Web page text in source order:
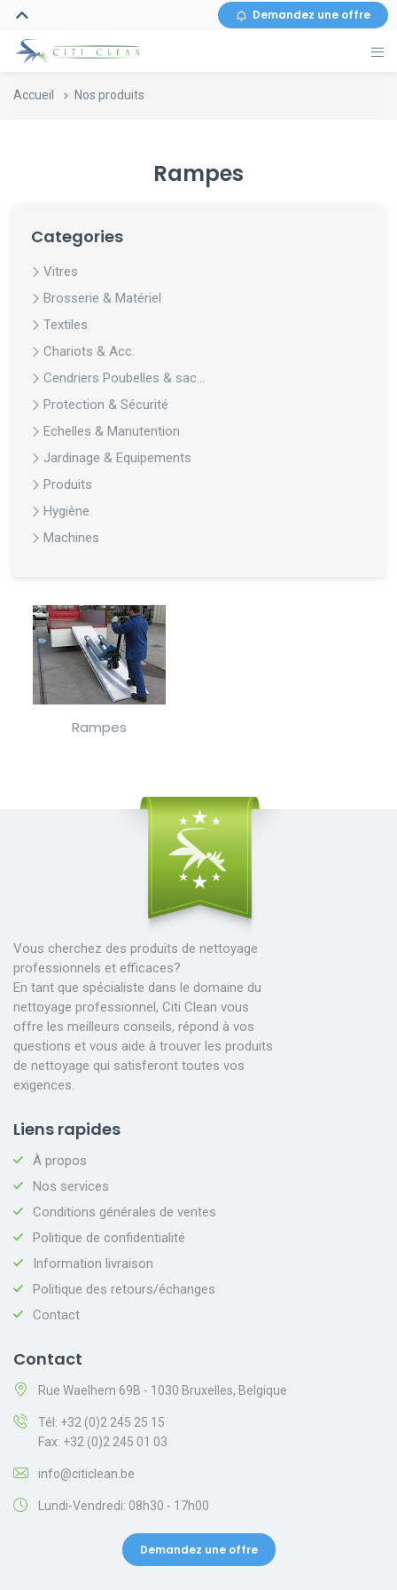
Demandez une offre
Accueil Nos produits
Rampes
Categories
Vitres
Brosserie & Matériel
Textiles
Chariots & Acc.
Cendriers Poubelles & sac...
Protection & Sécurité
Echelles & Manutention
Jardinage & Equipements
Produits
Hygiène
Machines
Rampes
Vous cherchez des produits de nettoyage
professionnels et efficaces?
En tant que spécialiste dans le domaine du
nettoyage professionnel, Citi Clean vous
offre les meilleurs conseils, répond à vos
questions et vous aide à trouver les produits
de nettoyage qui satisferont toutes vos
exigences.
Liens rapides
À propos
Nos services
Conditions générales de ventes
Politique de confidentialité
Information livraison
Politique des retours/échanges
Contact
Contact
Rue Waelhem 69B - 1030 Bruxelles, Belgique
Tél: +32 (0)2 245 25 15
Fax: +32 (0)2 245 01 03
info@citiclean.be
Lundi-Vendredi: 08h30 - 17h00
Demandez une offre